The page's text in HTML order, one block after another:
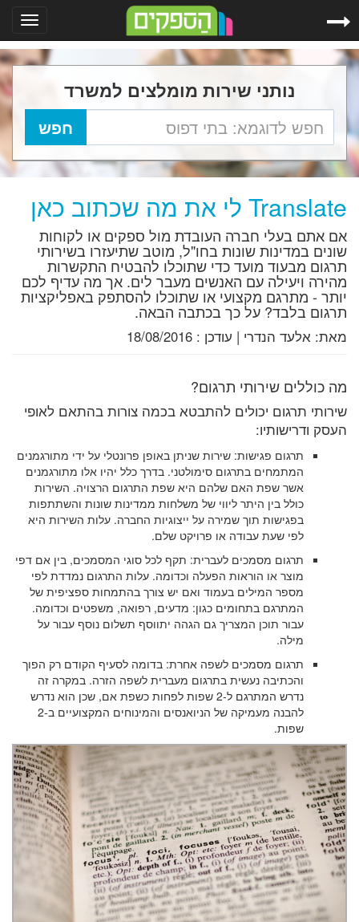
נותני שירות מומלצים למשרד
Translate לי את מה שכתוב כאן
אם אתם בעלי חברה העובדת מול ספקים או לקוחות
שונים במדינות שונות בחו"ל, מוטב שתיעזרו בשירותי
תרגום מבעוד מועד כדי שתוכלו להבטיח התקשרות
מהירה ויעילה עם האנשים מעבר לים. אך מה עדיף לכם
יותר - מתרגם מקצועי או שתוכלו להסתפק באפליקציות
תרגום בלבד? על כך בכתבה הבאה.
מאת: אלעד הנדרי | עודכן : 18/08/2016
מה כוללים שירותי תרגום?
שירותי תרגום יכולים להתבטא בכמה צורות בהתאם לאופי
העסק ודרישותיו:
תרגום פגישות: שירות שניתן באופן פרונטלי על ידי מתורגמנים
המתמחים בתרגום סימולטני. בדרך כלל יהיו אלו מתורגמנים
אשר שפת האם שלהם היא שפת התרגום הרצויה. השירות
כולל בין היתר ליווי של משלחות ממדינות שונות והשתתפות
בפגישות תוך שמירה על ייצוגיות החברה. עלות השירות היא
לפי שעת עבודה או פרויקט שלם.
תרגום מסמכים לעברית: תקף לכל סוגי המסמכים, בין אם דפי
מוצר או הוראות הפעלה וכדומה. עלות התרגום נמדדת לפי
מספר המילים בעמוד ואם יש צורך בהתמחות ספציפית של
המתרגם בתחומים כגון: מדעים, רפואה, משפטים וכדומה.
עבור תוכן המצריך גם הגהה יתווסף תשלום נוסף עבור על
מילה.
תרגום מסמכים לשפה אחרת: בדומה לסעיף הקודם רק הפוך
והכתיבה נעשית בתרגום מעברית לשפה הזרה. במקרה זה
נדרש המתרגם ל-2 שפות לפחות כשפת אם, שכן הוא נדרש
להבנה מעמיקה של הניואנסים והמינוחים המקצועיים ב-2
שפות.